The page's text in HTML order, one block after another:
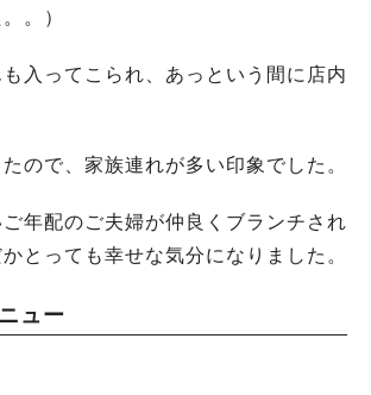
。）
入ってこられ、あっという間に店内
ので、家族連れが多い印象でした。
年配のご夫婦が仲良くブランチされ
とっても幸せな気分になりました。
ュー